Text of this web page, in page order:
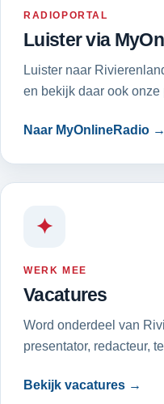
RADIOPORTAL
Luister via
Luister naar
en bekijk daar ook
Naar MyOnlineRadio →
✦
WERK MEE
Vacatures
Word onderdeel van
presentator, redacteur,
Bekijk vacatures →